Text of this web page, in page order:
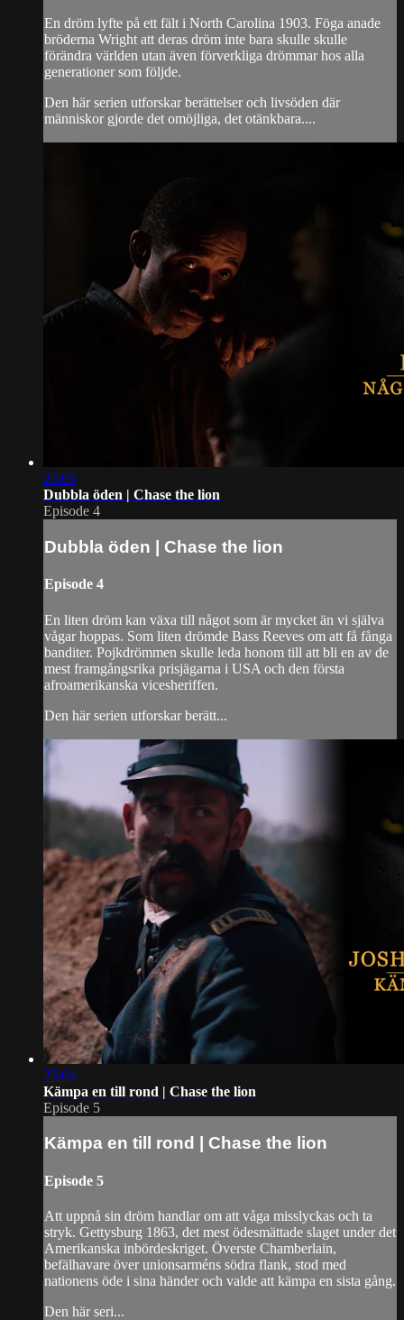
En dröm lyfte på ett fält i North Carolina 1903. Föga anade
bröderna Wright att deras dröm inte bara skulle skulle
förändra världen utan även förverkliga drömmar hos alla
generationer som följde.
Den här serien utforskar berättelser och livsöden där
människor gjorde det omöjliga, det otänkbara....
25:03
Dubbla öden | Chase the lion
Episode 4
Dubbla öden | Chase the lion
Episode 4
En liten dröm kan växa till något som är mycket än vi själva
vågar hoppas. Som liten drömde Bass Reeves om att få fånga
banditer. Pojkdrömmen skulle leda honom till att bli en av de
mest framgångsrika prisjägarna i USA och den första
afroamerikanska vicesheriffen.
Den här serien utforskar berätt...
25:04
Kämpa en till rond | Chase the lion
Episode 5
Kämpa en till rond | Chase the lion
Episode 5
Att uppnå sin dröm handlar om att våga misslyckas och ta
stryk. Gettysburg 1863, det mest ödesmättade slaget under det
Amerikanska inbördeskriget. Överste Chamberlain,
befälhavare över unionsarméns södra flank, stod med
nationens öde i sina händer och valde att kämpa en sista gång.
Den här seri...